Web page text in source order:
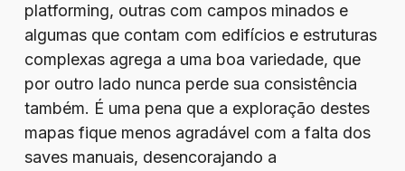
platforming, outras com campos minados e
algumas que contam com edifícios e estruturas
complexas agrega a uma boa variedade, que
por outro lado nunca perde sua consistência
também. É uma pena que a exploração destes
mapas fique menos agradável com a falta dos
saves manuais, desencorajando a